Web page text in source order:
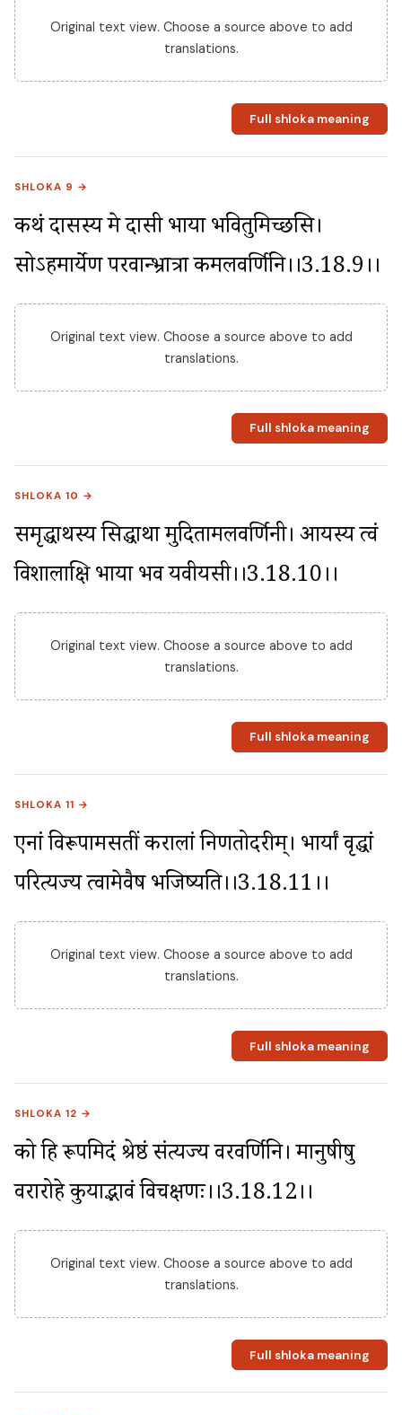
Original text view. Choose a source above to add
translations.
Full shloka meaning
SHLOKA 9 →
कथं दासस्य मे दासी भार्या भवितुमिच्छसि।
सोऽहमार्येण परवान्भ्रात्रा कमलवर्णिनि।।3.18.9।।
Original text view. Choose a source above to add
translations.
Full shloka meaning
SHLOKA 10 →
समृद्धार्थस्य सिद्धार्था मुदितामलवर्णिनी। आर्यस्य त्वं
विशालाक्षि भार्या भव यवीयसी।।3.18.10।।
Original text view. Choose a source above to add
translations.
Full shloka meaning
SHLOKA 11 →
एनां विरूपामसतीं करालां निर्णतोदरीम्। भार्यां वृद्धां
परित्यज्य त्वामेवैष भजिष्यति।।3.18.11।।
Original text view. Choose a source above to add
translations.
Full shloka meaning
SHLOKA 12 →
को हि रूपमिदं श्रेष्ठं संत्यज्य वरवर्णिनि। मानुषीषु
वरारोहे कुर्याद्भावं विचक्षणः।।3.18.12।।
Original text view. Choose a source above to add
translations.
Full shloka meaning